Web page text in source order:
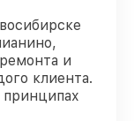
и
клиента.